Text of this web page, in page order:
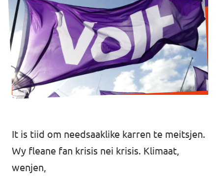
Word actief!
Vacatures
Word lid!
It is tiid om needsaaklike karren te meitsjen.
Wy fleane fan krisis nei krisis. Klimaat,
wenjen,